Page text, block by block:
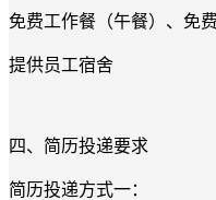
免费工作餐（午餐）、免
提供员工宿舍
四、简历投递要求
简历投递方式一：